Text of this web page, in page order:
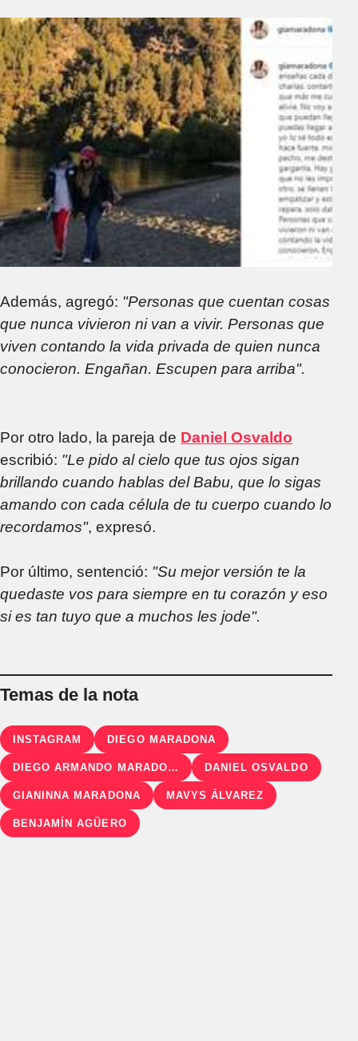
Además, agregó: "Personas que cuentan cosas
que nunca vivieron ni van a vivir. Personas que
viven contando la vida privada de quien nunca
conocieron. Engañan. Escupen para arriba".
Por otro lado, la pareja de Daniel Osvaldo
escribió: "Le pido al cielo que tus ojos sigan
brillando cuando hablas del Babu, que lo sigas
amando con cada célula de tu cuerpo cuando lo
recordamos", expresó.
Por último, sentenció: "Su mejor versión te la
quedaste vos para siempre en tu corazón y eso
si es tan tuyo que a muchos les jode".
Temas de la nota
INSTAGRAM DIEGO MARADONA
DIEGO ARMANDO MARADONA DANIEL OSVALDO
GIANINNA MARADONA MAVYS ÁLVAREZ
BENJAMÍN AGÜERO